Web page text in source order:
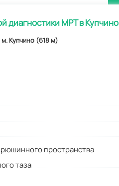
диагностики МРТ в Купчино
м. Купчино (618 м)
пространства
таза